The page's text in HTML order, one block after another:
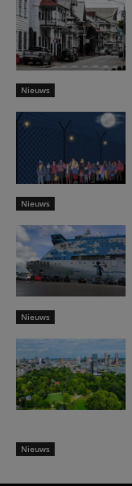
Nieuws
Nieuws
Nieuws
Nieuws